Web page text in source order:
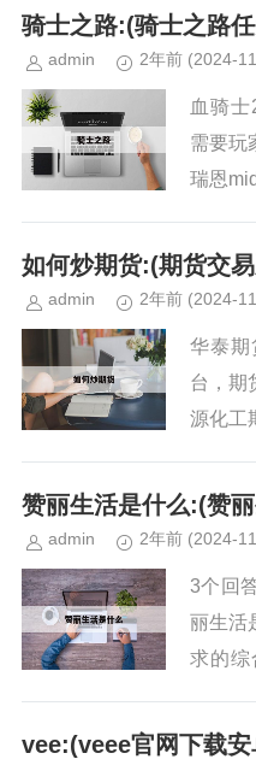
的炒股
骑士之路:(骑士之路
admin 2年前 (2024-
血骑
需要玩
瑞恩
任务
如何炒期货:(期货交
admin 2年前 (2024-
华泰期
台，期
源化工
时省心
赞丽生活是什么:(赞
admin 2年前 (2024-
3个回
丽生活
求的综
以更多
vee:(veee官网下载安